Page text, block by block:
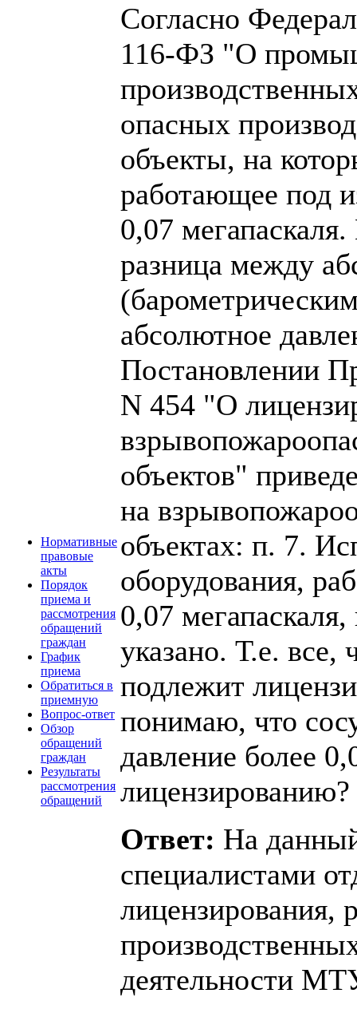
Нормативные
правовые
акты
Порядок
приема и
рассмотрения
обращений
граждан
График
приема
Обратиться в
приемную
Вопрос-ответ
Обзор
обращений
граждан
Результаты
рассмотрения
обращений
Согласно
116-ФЗ "О
опасных
объекты, на
работающее под
0,07
разница между
абсолютное
Постановлении
N 454 "О
объектов"
на
объектах: п. 7.
оборудования,
0,07
указано. Т.е. все,
подлежит
понимаю, что
давление более
лицензированию?
Ответ: На
специалистами
лицензирования,
деятельности